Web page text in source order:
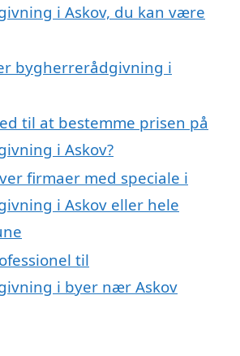
i Askov, du kan være
bygherrerådgivning i
til at bestemme prisen på
i Askov?
firmaer med speciale i
i Askov eller hele
til
i byer nær Askov